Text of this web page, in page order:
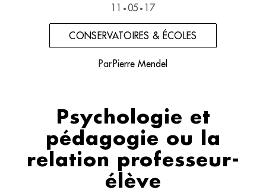
11 • 05 • 17
CONSERVATOIRES & ÉCOLES
ParPierre Mendel
Psychologie et
pédagogie ou la
relation professeur-
élève